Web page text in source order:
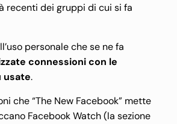
recenti dei gruppi di cui si fa
personale che se ne fa
connessioni con le
usate.
che “The New Facebook” mette
Facebook Watch (la sezione